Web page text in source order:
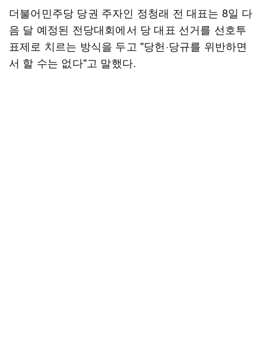
더불어민주당 당권 주자인 정청래 전 대표는 8일 다
음 달 예정된 전당대회에서 당 대표 선거를 선호투
표제로 치르는 방식을 두고 "당헌·당규를 위반하면
서 할 수는 없다"고 말했다.